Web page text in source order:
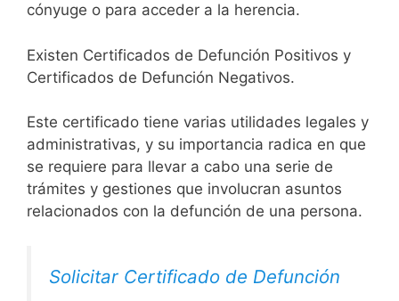
cónyuge o para acceder a la herencia.
Existen Certificados de Defunción Positivos y
Certificados de Defunción Negativos.
Este certificado tiene varias utilidades legales y
administrativas, y su importancia radica en que
se requiere para llevar a cabo una serie de
trámites y gestiones que involucran asuntos
relacionados con la defunción de una persona.
Solicitar Certificado de Defunción